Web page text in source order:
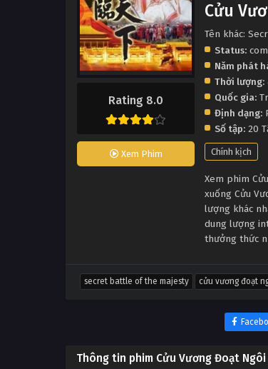
Rating 8.0
Xem Phim
Cửu
Tên khác:
Status:
Năm phát
Thời lượng:
Quốc gia:
Định dạng:
Số tập: 20
Chính kịch
Xem phim
xuống Cửu
lượng khác
dung lượng
thưởng thức
secret battle of the majesty cửu vương đoạt
Thông tin phim Cửu Vương Đoạt Ngôi